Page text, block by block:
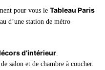
pour vous le Tableau Paris
d’une station de métro
d’intérieur
salon et de chambre à coucher.